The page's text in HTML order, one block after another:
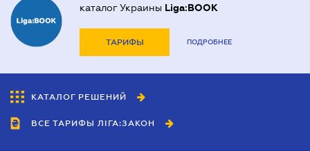
каталог Украины Liga:BOOK
ТАРИФЫ ПОДРОБНЕЕ
КАТАЛОГ РЕШЕНИЙ
ВСЕ ТАРИФЫ ЛІГА:ЗАКОН